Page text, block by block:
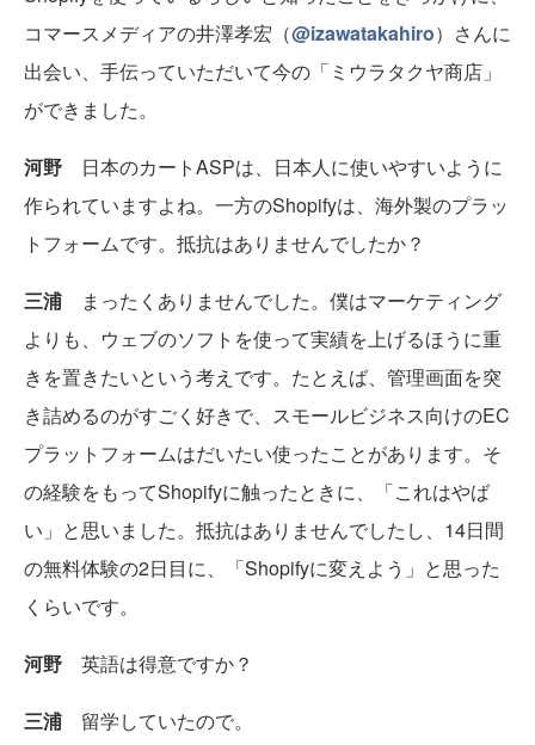
コマースメディアの井澤孝宏（@izawatakahiro）さんに
出会い、手伝っていただいて今の「ミウラタクヤ商店」
ができました。
河野 日本のカートASPは、日本人に使いやすいように
作られていますよね。一方のShopifyは、海外製のプラッ
トフォームです。抵抗はありませんでしたか？
三浦 まったくありませんでした。僕はマーケティング
よりも、ウェブのソフトを使って実績を上げるほうに重
きを置きたいという考えです。たとえば、管理画面を突
き詰めるのがすごく好きで、スモールビジネス向けのEC
プラットフォームはだいたい使ったことがあります。そ
の経験をもってShopifyに触ったときに、「これはやば
い」と思いました。抵抗はありませんでしたし、14日間
の無料体験の2日目に、「Shopifyに変えよう」と思った
くらいです。
河野 英語は得意ですか？
三浦 留学していたので。